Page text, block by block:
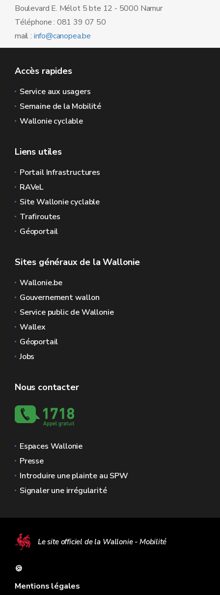
Boulevard E. Mélot 5 bte 12 - 5000 Namur
Téléphone : 081 39 07 50
mail : info@canopea.be
Accès rapides
Service aux usagers
Semaine de la Mobilité
Wallonie cyclable
Liens utiles
Portail Infrastructures
RAVeL
Site Wallonie cyclable
Trafiroutes
Géoportail
Sites généraux de la Wallonie
Wallonie.be
Gouvernement wallon
Service public de Wallonie
Wallex
Géoportail
Jobs
Nous contacter
Espaces Wallonie
Presse
Introduire une plainte au SPW
Signaler une irrégularité
Le site officiel de la Wallonie - Mobilité
🍪
Mentions légales